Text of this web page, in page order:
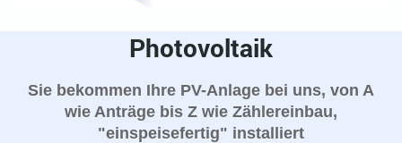
Photovoltaik
Sie bekommen Ihre PV-Anlage bei uns, von A
wie Anträge bis Z wie Zählereinbau,
"einspeisefertig" installiert